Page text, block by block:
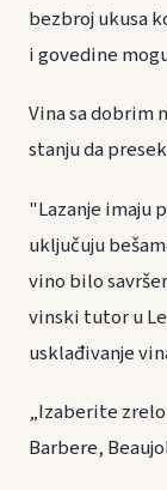
bezbroj ukusa
i govedine
Vina sa dobrim
stanju da
"Lazanje imaju
uključuju
vino bilo
vinski tutor u
usklađivanje
„Izaberite
Barbere,